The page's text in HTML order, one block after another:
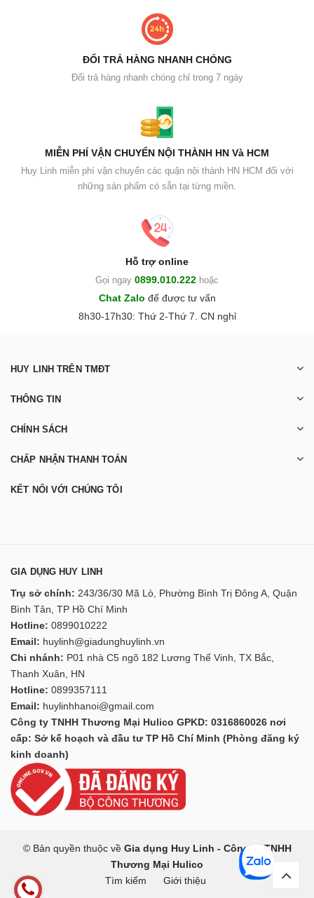
ĐỔI TRẢ HÀNG NHANH CHÓNG
Đổi trả hàng nhanh chóng chỉ trong 7 ngày
MIỄN PHÍ VẬN CHUYỂN NỘI THÀNH HN Và HCM
Huy Linh miễn phí vận chuyển các quận nội thành HN HCM đối với
những sản phẩm có sẵn tại từng miền.
Hỗ trợ online
Gọi ngay 0899.010.222 hoặc
Chat Zalo để được tư vấn
8h30-17h30: Thứ 2-Thứ 7. CN nghỉ
HUY LINH TRÊN TMĐT
THÔNG TIN
CHÍNH SÁCH
CHẤP NHẬN THANH TOÁN
KẾT NỐI VỚI CHÚNG TÔI
GIA DỤNG HUY LINH
Trụ sở chính: 243/36/30 Mã Lò, Phường Bình Trị Đông A, Quận
Bình Tân, TP Hồ Chí Minh
Hotline: 0899010222
Email: huylinh@giadunghuylinh.vn
Chi nhánh: P01 nhà C5 ngõ 182 Lương Thế Vinh, TX Bắc,
Thanh Xuân, HN
Hotline: 0899357111
Email: huylinhhanoi@gmail.com
Công ty TNHH Thương Mại Hulico GPKD: 0316860026 nơi
cấp: Sở kế hoạch và đầu tư TP Hồ Chí Minh (Phòng đăng ký
kinh doanh)
© Bản quyền thuộc về Gia dụng Huy Linh - Công ty TNHH
Thương Mại Hulico
Tìm kiếm
Giới thiệu